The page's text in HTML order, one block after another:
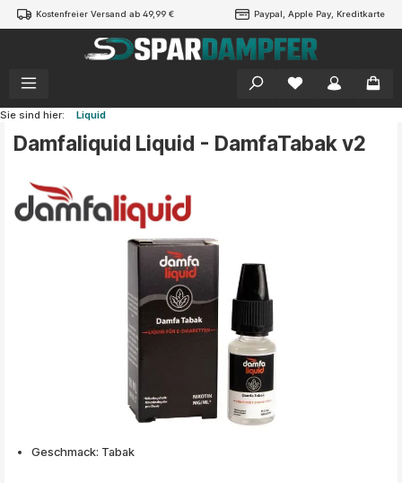
springen
Kostenfreier Versand ab 49,99 € Paypal, Apple Pay, Kreditkarte
Sie sind hier: Liquid
Damfaliquid Liquid - DamfaTabak v2
Bildergalerie überspringen
Geschmack: Tabak